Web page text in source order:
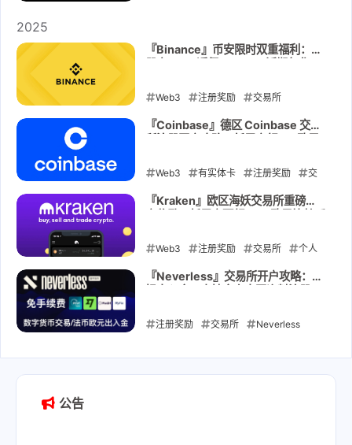
2026-01-14
2025
『Binance』币安限时双重福利：注
Web3 注册奖励 交易所
Binance
『Coinbase』德区 Coinbase 交易
Web3 有实体卡 注册奖励 交
易所 个人 IBAN Coinbase
『Kraken』欧区海妖交易所重磅开
Web3 注册奖励 交易所 个人
IBAN Kraken
『Neverless』交易所开户攻略：无
注册奖励 交易所 Neverless
公告